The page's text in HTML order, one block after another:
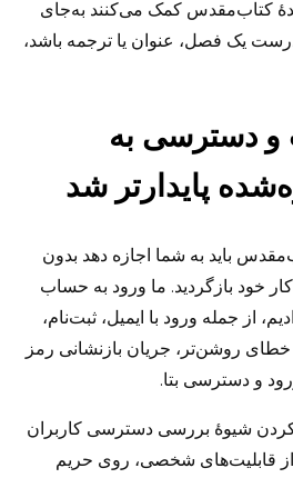
کتاب‌مقدس کمک می‌کنند به‌جای
درست یک فصل، عنوان یا ترجمه باشد،
و دسترسی به
پایدارتر شد
باید به شما اجازه دهد بدون
خود بازگردید. ما ورود به حساب
از جمله ورود با ایمیل، ثبت‌نام،
خطای روشن‌تر، جریان بازنشانی رمز
و دسترسی بتا.
شیوهٔ بررسی دسترسی کاربران
از قابلیت‌های شخصی، روی حریم